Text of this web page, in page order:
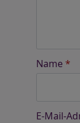
Name *
E-Mail-